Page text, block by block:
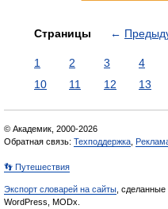
Страницы ←
1 2 3 4
10
11 12 13
© Академик, 2000-2026
Обратная связь: Техподдержка
👣 Путешествия
Экспорт словарей на сайты , сделанные
WordPress, MODx.